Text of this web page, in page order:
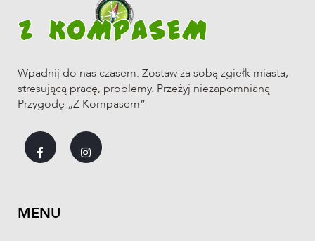
Wpadnij do nas czasem. Zostaw za sobą zgiełk miasta,
stresującą pracę, problemy. Przeżyj niezapomnianą
Przygodę „Z Kompasem”
MENU